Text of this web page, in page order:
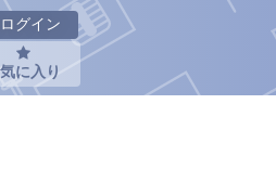
グイン
に入り